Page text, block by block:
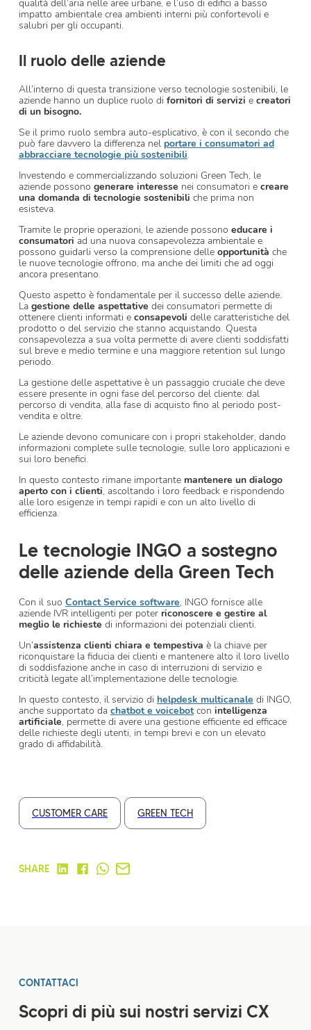
qualità dell’aria nelle aree urbane, e l’uso di edifici a basso
impatto ambientale crea ambienti interni più confortevoli e
salubri per gli occupanti.
Il ruolo delle aziende
All’interno di questa transizione verso tecnologie sostenibili, le
aziende hanno un duplice ruolo di fornitori di servizi e creatori
di un bisogno.
Se il primo ruolo sembra auto-esplicativo, è con il secondo che
può fare davvero la differenza nel portare i consumatori ad
abbracciare tecnologie più sostenibili.
Investendo e commercializzando soluzioni Green Tech, le
aziende possono generare interesse nei consumatori e creare
una domanda di tecnologie sostenibili che prima non
esisteva.
Tramite le proprie operazioni, le aziende possono educare i
consumatori ad una nuova consapevolezza ambientale e
possono guidarli verso la comprensione delle opportunità che
le nuove tecnologie offrono, ma anche dei limiti che ad oggi
ancora presentano.
Questo aspetto è fondamentale per il successo delle aziende.
La gestione delle aspettative dei consumatori permette di
ottenere clienti informati e consapevoli delle caratteristiche del
prodotto o del servizio che stanno acquistando. Questa
consapevolezza a sua volta permette di avere clienti soddisfatti
sul breve e medio termine e una maggiore retention sul lungo
periodo.
La gestione delle aspettative è un passaggio cruciale che deve
essere presente in ogni fase del percorso del cliente: dal
percorso di vendita, alla fase di acquisto fino al periodo post-
vendita e oltre.
Le aziende devono comunicare con i propri stakeholder, dando
informazioni complete sulle tecnologie, sulle loro applicazioni e
sui loro benefici.
In questo contesto rimane importante mantenere un dialogo
aperto con i clienti, ascoltando i loro feedback e rispondendo
alle loro esigenze in tempi rapidi e con un alto livello di
efficienza.
Le tecnologie INGO a sostegno
delle aziende della Green Tech
Con il suo Contact Service software, INGO fornisce alle
aziende IVR intelligenti per poter riconoscere e gestire al
meglio le richieste di informazioni dei potenziali clienti.
Un’assistenza clienti chiara e tempestiva è la chiave per
riconquistare la fiducia dei clienti e mantenere alto il loro livello
di soddisfazione anche in caso di interruzioni di servizio e
criticità legate all’implementazione delle tecnologie.
In questo contesto, il servizio di helpdesk multicanale di INGO,
anche supportato da chatbot e voicebot con intelligenza
artificiale, permette di avere una gestione efficiente ed efficace
delle richieste degli utenti, in tempi brevi e con un elevato
grado di affidabilità.
CUSTOMER CARE GREEN TECH
SHARE
CONTATTACI
Scopri di più sui nostri servizi CX